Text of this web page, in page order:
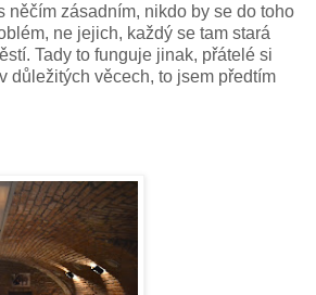
něčím zásadním, nikdo by se do toho
ne jejich, každý se tam stará
Tady to funguje jinak, přátelé si
důležitých věcech, to jsem předtím